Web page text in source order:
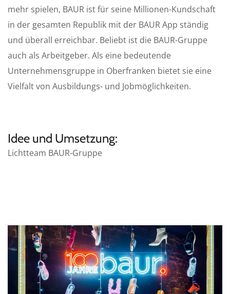
mehr spielen, BAUR ist für seine Millionen-Kundschaft
in der gesamten Republik mit der BAUR App ständig
und überall erreichbar. Beliebt ist die BAUR-Gruppe
auch als Arbeitgeber. Als eine bedeutende
Unternehmensgruppe in Oberfranken bietet sie eine
Vielfalt von Ausbildungs- und Jobmöglichkeiten.
Idee und Umsetzung:
Lichtteam BAUR-Gruppe